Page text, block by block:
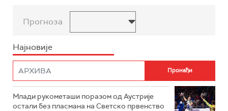
Прогноза
Најновије
Млади рукометаши поразом од Аустрије
остали без пласмана на Светско првенство